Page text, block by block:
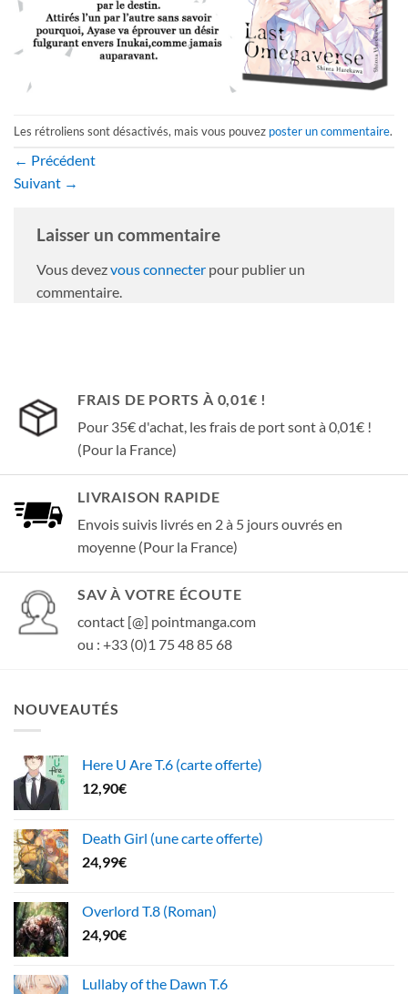
Les rétroliens sont désactivés, mais vous pouvez poster un commentaire.
← Précédent
Suivant →
Laisser un commentaire
Vous devezvous connecter pour publier un
commentaire.
FRAIS DE PORTS À 0,01€ !
Pour 35€ d'achat, les frais de port sont à 0,01€ !
(Pour la France)
LIVRAISON RAPIDE
Envois suivis livrés en 2 à 5 jours ouvrés en
moyenne (Pour la France)
SAV À VOTRE ÉCOUTE
contact [@] pointmanga.com
ou : +33 (0)1 75 48 85 68
NOUVEAUTÉS
Here U Are T.6 (carte offerte)
12,90€
Death Girl (une carte offerte)
24,99€
Overlord T.8 (Roman)
24,90€
Lullaby of the Dawn T.6